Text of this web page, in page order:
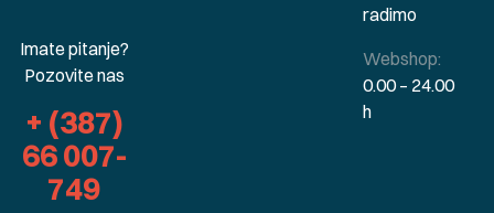
Imate pitanje?
Pozovite nas
+ (387)
66 007-
749
radimo
Webshop:
0.00 – 24.00
h